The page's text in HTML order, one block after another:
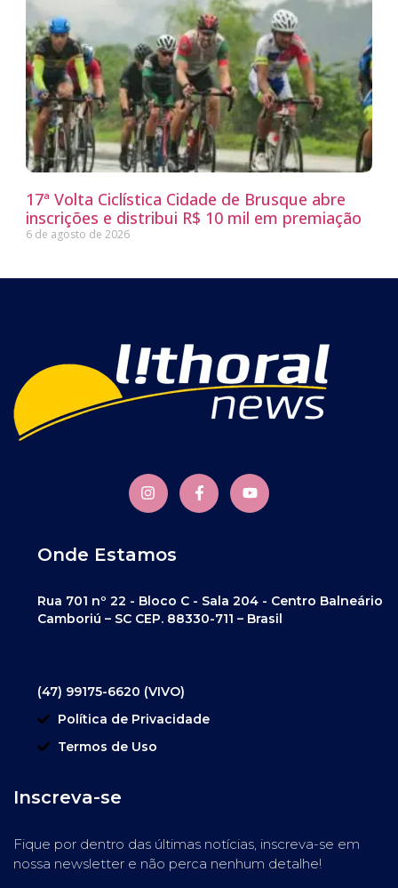
17ª Volta Ciclística Cidade de Brusque abre
inscrições e distribui R$ 10 mil em premiação
6 de agosto de 2026
Onde Estamos
Rua 701 nº 22 - Bloco C - Sala 204 - Centro Balneário
Camboriú – SC CEP. 88330-711 – Brasil
(47) 99175-6620 (VIVO)
Política de Privacidade
Termos de Uso
Inscreva-se
Fique por dentro das últimas notícias, inscreva-se em
nossa newsletter e não perca nenhum detalhe!